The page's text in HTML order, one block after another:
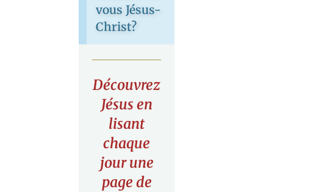
vous Jésus-
Christ?
Découvrez
Jésus en
lisant
chaque
jour une
page de